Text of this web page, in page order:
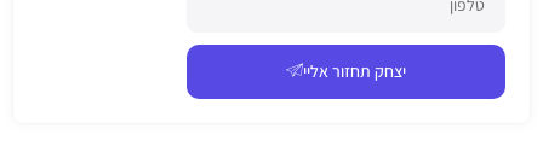
יצחק תחזור אליי